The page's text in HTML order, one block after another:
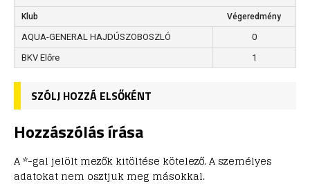
Klub Végeredmény
AQUA-GENERAL HAJDÚSZOBOSZLÓ
0
BKV Előre
1
SZÓLJ HOZZÁ ELSŐKÉNT
Hozzászólás írása
A *-gal jelölt mezők kitöltése kötelező. A személyes
adatokat nem osztjuk meg másokkal.